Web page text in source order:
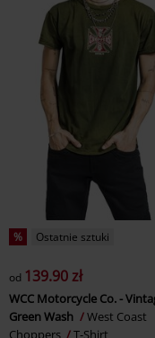
% Ostatnie sztuki
od 139.90 zł
WCC Motorcycle Co. -
Green Wash
West Coast
Choppers
T-Shirt